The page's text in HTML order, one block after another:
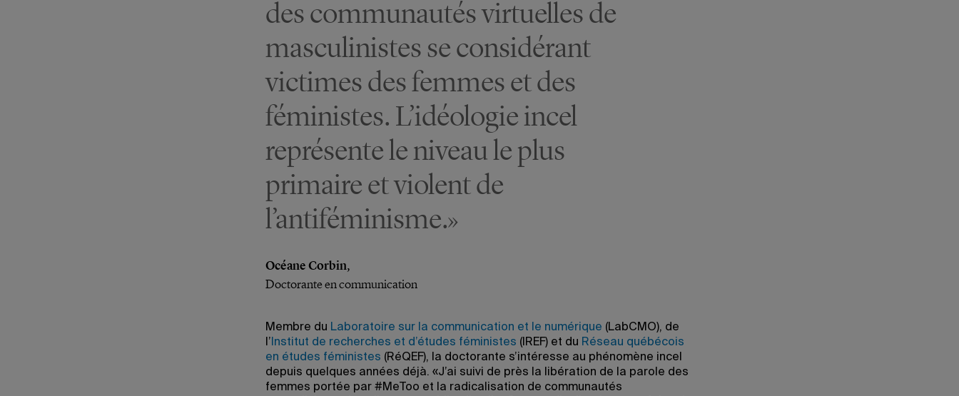
des communautés virtuelles de
masculinistes se considérant
victimes des femmes et des
féministes. L’idéologie incel
représente le niveau le plus
primaire et violent de
l’antiféminisme.»
Océane Corbin,
Doctorante en communication
Membre du Laboratoire sur la communication et le numérique (LabCMO), de
l’ Institut de recherches et d’études féministes (IREF) et du Réseau québécois
en études féministes (RéQEF), la doctorante s’intéresse au phénomène incel
depuis quelques années déjà. «J’ai suivi de près la libération de la parole des
femmes portée par #MeToo et la radicalisation de communautés